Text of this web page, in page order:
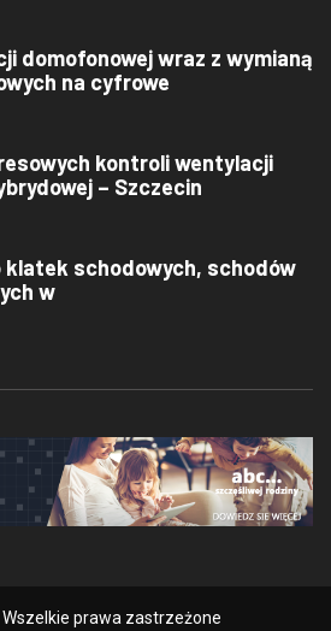
domofonowej wraz z wymianą
na cyfrowe
kontroli wentylacji
– Szczecin
klatek schodowych, schodów
w
prawa zastrzeżone